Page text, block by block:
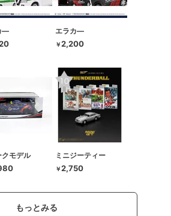
― エラカ―
￥2,200
クモデル ミニジーティー
￥2,750
もっとみる